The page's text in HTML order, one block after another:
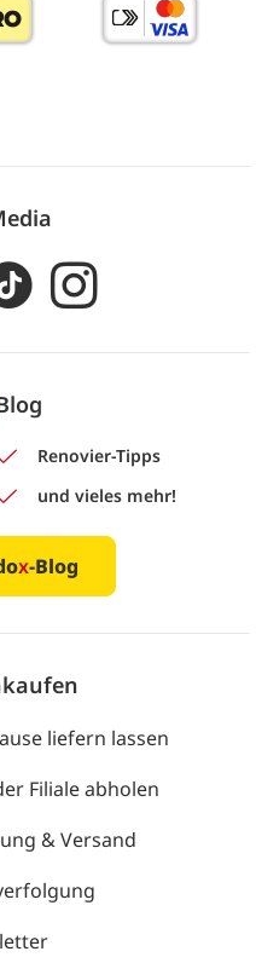
Renovier-Tipps
und vieles mehr!
x-Blog
liefern lassen
Filiale abholen
& Versand